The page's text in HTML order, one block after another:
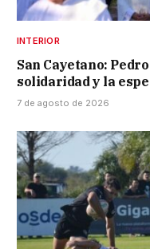
INTERIOR
San Cayetano:
solidaridad y la
7 de agosto de 2026